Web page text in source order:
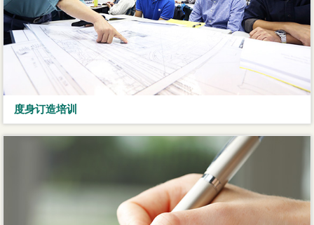
度身订造培训